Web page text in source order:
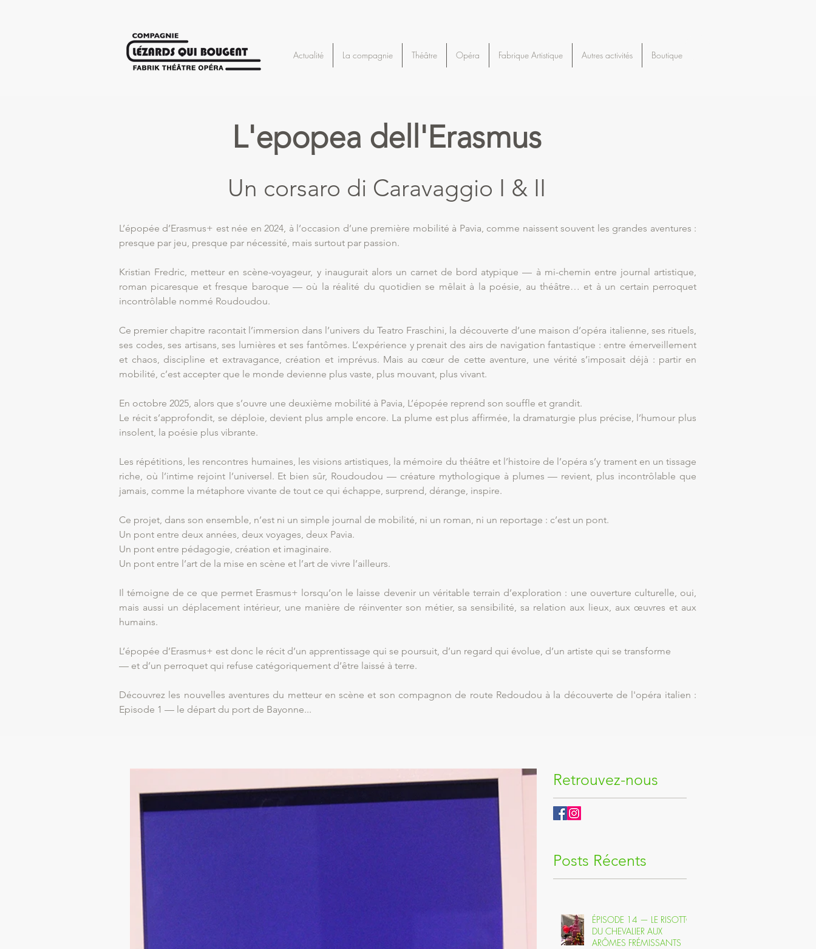
Actualité La compagnie Théâtre Opéra Fabrique Artistique Autres activités Boutique
L'epopea dell'Erasmus
Un corsaro di Caravaggio I & II
L’épopée d’Erasmus+ est née en 2024, à l’occasion d’une première mobilité à Pavia, comme naissent souvent les grandes aventures :
presque par jeu, presque par nécessité, mais surtout par passion.
Kristian Fredric, metteur en scène-voyageur, y inaugurait alors un carnet de bord atypique — à mi-chemin entre journal artistique,
roman picaresque et fresque baroque — où la réalité du quotidien se mêlait à la poésie, au théâtre… et à un certain perroquet
incontrôlable nommé Roudoudou.
Ce premier chapitre racontait l’immersion dans l’univers du Teatro Fraschini, la découverte d’une maison d’opéra italienne, ses rituels,
ses codes, ses artisans, ses lumières et ses fantômes. L’expérience y prenait des airs de navigation fantastique : entre émerveillement
et chaos, discipline et extravagance, création et imprévus. Mais au cœur de cette aventure, une vérité s’imposait déjà : partir en
mobilité, c’est accepter que le monde devienne plus vaste, plus mouvant, plus vivant.
En octobre 2025, alors que s’ouvre une deuxième mobilité à Pavia, L’épopée reprend son souffle et grandit.
Le récit s’approfondit, se déploie, devient plus ample encore. La plume est plus affirmée, la dramaturgie plus précise, l’humour plus
insolent, la poésie plus vibrante.
Les répétitions, les rencontres humaines, les visions artistiques, la mémoire du théâtre et l’histoire de l’opéra s’y trament en un tissage
riche, où l’intime rejoint l’universel. Et bien sûr, Roudoudou — créature mythologique à plumes — revient, plus incontrôlable que
jamais, comme la métaphore vivante de tout ce qui échappe, surprend, dérange, inspire.
Ce projet, dans son ensemble, n’est ni un simple journal de mobilité, ni un roman, ni un reportage : c’est un pont.
Un pont entre deux années, deux voyages, deux Pavia.
Un pont entre pédagogie, création et imaginaire.
Un pont entre l’art de la mise en scène et l’art de vivre l’ailleurs.
Il témoigne de ce que permet Erasmus+ lorsqu’on le laisse devenir un véritable terrain d’exploration : une ouverture culturelle, oui,
mais aussi un déplacement intérieur, une manière de réinventer son métier, sa sensibilité, sa relation aux lieux, aux œuvres et aux
humains.
L’épopée d’Erasmus+ est donc le récit d’un apprentissage qui se poursuit, d’un regard qui évolue, d’un artiste qui se transforme
— et d’un perroquet qui refuse catégoriquement d’être laissé à terre.
Découvrez les nouvelles aventures du metteur en scène et son compagnon de route Redoudou à la découverte de l'opéra italien :
Episode 1 — le départ du port de Bayonne...
Retrouvez-nous
Posts Récents
ÉPISODE 14 — LE RISOTTO
DU CHEVALIER AUX
ARÔMES FRÉMISSANTS